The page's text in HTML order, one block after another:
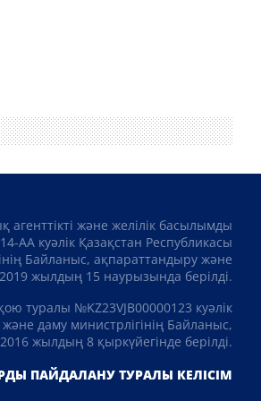
және желілік басылымды
АА куәлік Қазақстан Республикасы
Байланыс, ақпараттандыру және
жылдың 15 наурызында берілді.
туралы №KZ23VJB00000123 куәлік
даму министрлігінің Байланыс,
жылдың 8 қыркүйегінде берілді.
ПАЙДАЛАНУ ТУРАЛЫ КЕЛІСІМ